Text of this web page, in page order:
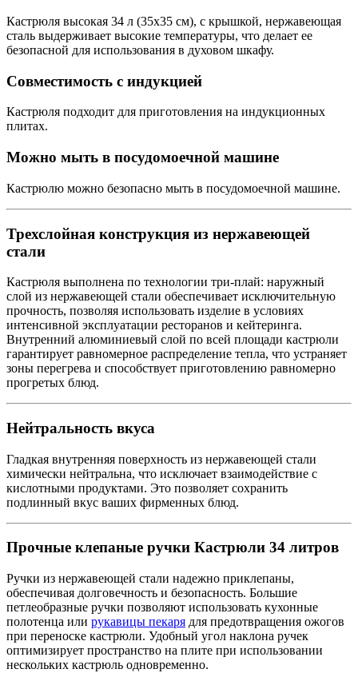
Кастрюля высокая 34 л (35х35 см), с крышкой, нержавеющая
сталь выдерживает высокие температуры, что делает ее
безопасной для использования в духовом шкафу.
Совместимость с индукцией
Кастрюля подходит для приготовления на индукционных
плитах.
Можно мыть в посудомоечной машине
Кастрюлю можно безопасно мыть в посудомоечной машине.
Трехслойная конструкция из нержавеющей
стали
Кастрюля выполнена по технологии три-плай: наружный
слой из нержавеющей стали обеспечивает исключительную
прочность, позволяя использовать изделие в условиях
интенсивной эксплуатации ресторанов и кейтеринга.
Внутренний алюминиевый слой по всей площади кастрюли
гарантирует равномерное распределение тепла, что устраняет
зоны перегрева и способствует приготовлению равномерно
прогретых блюд.
Нейтральность вкуса
Гладкая внутренняя поверхность из нержавеющей стали
химически нейтральна, что исключает взаимодействие с
кислотными продуктами. Это позволяет сохранить
подлинный вкус ваших фирменных блюд.
Прочные клепаные ручки Кастрюли 34 литров
Ручки из нержавеющей стали надежно приклепаны,
обеспечивая долговечность и безопасность. Большие
петлеобразные ручки позволяют использовать кухонные
полотенца или рукавицы пекаря для предотвращения ожогов
при переноске кастрюли. Удобный угол наклона ручек
оптимизирует пространство на плите при использовании
нескольких кастрюль одновременно.